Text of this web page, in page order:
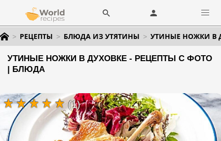
РЕЦЕПТЫ БЛЮДА ИЗ УТЯТИНЫ УТИНЫЕ НОЖКИ В
УТИНЫЕ НОЖКИ В ДУХОВКЕ - РЕЦЕПТЫ С ФОТО
| БЛЮДА
(1)